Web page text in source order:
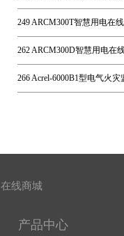
249 ARCM300T智慧用电在
262 ARCM300D智慧用电在
266 Acrel-6000B1型电气火
在线商城
产品中心